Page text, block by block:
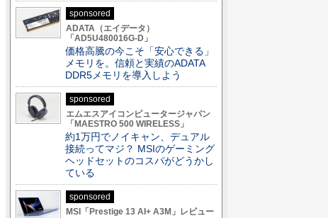
sponsored
ADATA（エイデータ）
「AD5U480016G-D」
価格高騰の今こそ「安心できる」
メモリを。信頼と実績のADATA
DDR5メモリを導入しよう
sponsored
エムエスアイコンピュータージャパン
「MAESTRO 500 WIRELESS」
約1万円でノイキャン、デュアル
接続ってマジ？ MSIのゲーミング
ヘッドセットのコスパがどうかし
ている
sponsored
MSI「Prestige 13 AI+ A3M」レビュー